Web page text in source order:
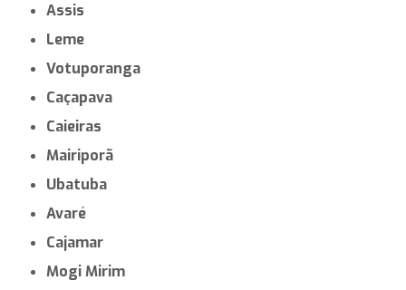
Assis
Leme
Votuporanga
Caçapava
Caieiras
Mairiporã
Ubatuba
Avaré
Cajamar
Mogi Mirim